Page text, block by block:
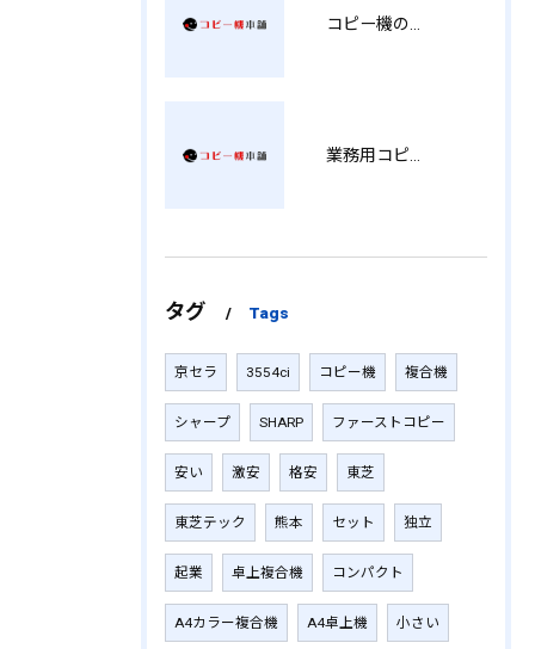
タグ Tags
京セラ 3554ci コピー機 複合機
シャープ SHARP ファーストコピー
安い 激安 格安 東芝
東芝テック 熊本 セット 独立
起業 卓上複合機 コンパクト
A4カラー複合機 A4卓上機 小さい